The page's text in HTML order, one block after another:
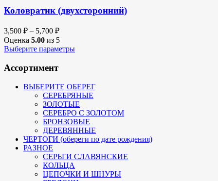
Коловратик (двухсторонний)
3,500 ₽ – 5,700 ₽
Оценка 5.00 из 5
Выберите параметры
Ассортимент
ВЫБЕРИТЕ ОБЕРЕГ
СЕРЕБРЯНЫЕ
ЗОЛОТЫЕ
СЕРЕБРО С ЗОЛОТОМ
БРОНЗОВЫЕ
ДЕРЕВЯННЫЕ
ЧЕРТОГИ (обереги по дате рождения)
РАЗНОЕ
СЕРЬГИ СЛАВЯНСКИЕ
КОЛЬЦА
ЦЕПОЧКИ И ШНУРЫ